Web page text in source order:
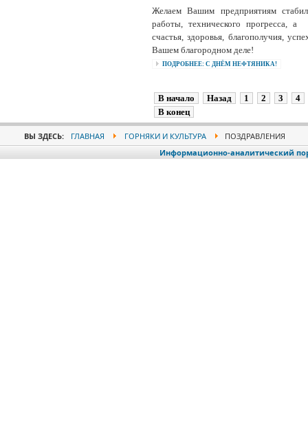
Желаем Вашим предприятиям
работы, технического прогресса,
счастья, здоровья, благополучия,
Вашем благородном деле!
ПОДРОБНЕЕ: С ДНЁМ НЕФТЯНИКА!
В начало Назад 1 2 3
4
В конец
ВЫ ЗДЕСЬ: ГЛАВНАЯ ГОРНЯКИ И КУЛЬТУРА
ПОЗДРАВЛЕНИЯ
Информационно-аналитический